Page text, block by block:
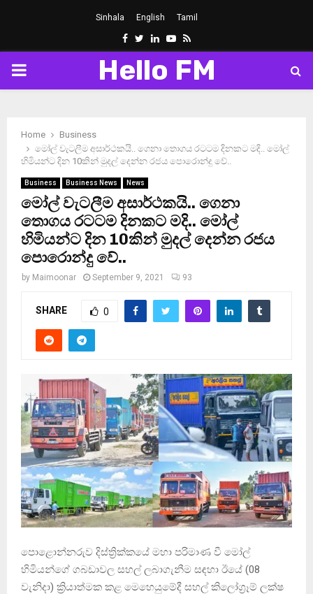
Sinhala English Tamil
Facebook
Twitter
LinkedinYoutube
Rss
PRIMARY
Hello FM
Home
Business
මෝල් වැටලීම අසාර්ථකයි.. ගෙනා තොගය රටටම දිනකට මදි.. මෝල්
හිමියන්ට දින 10කින් මුදල් දෙන්න රජය පොරොන්දු වේ..
Business Business News News
මෝල් වැටලීම අසාර්ථකයි.. ගෙනා
තොගය රටටම දිනකට මදි.. මෝල්
හිමියන්ට දින 10කින් මුදල් දෙන්න රජය
පොරොන්දු වේ..
by Maimoonar September 9, 2021 93
SHARE 0
පොළොන්නරුව දිස්ත්‍රික්කයේ මහා පරිමාණ වී මෝල්
හිමියන්ගේ ගබඩාවල සහල් ලබාගැනීම සඳහා ඊයේ (08
වැනිදා) ක්‍රියාත්මක කළ මෙහෙයුමේදී සහල් කිලෝග්‍රෑම් ලක්ෂ